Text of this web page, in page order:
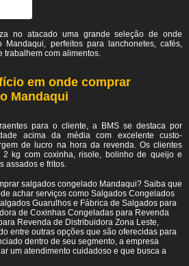
no atacado uma grande seleção de onde
Mandaqui, perfeitos para lanchonetes, cafés,
trabalhem com alimentos.
em onde comprar
Mandaqui
para o cliente, a BMS se destaca por
acima da média com excelente custo-
de lucro na hora da revenda. Os clientes
kg com coxinha, risole, bolinho de queijo e
assados e fritos.
salgados congelado Mandaqui? Saiba que
achar serviços como Salgados Congelados
Guarulhos e Fábrica de Salgados para
de Coxinhas Congeladas para Revenda
Revenda de Distribuidora Zona Leste,
entre outras opções que são oferecidas para
dentro de seu segmento, a empresa
um atendimento cuidadoso e que busca a